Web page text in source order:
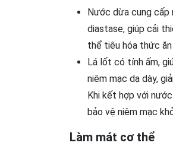
Nước dừa cung cấp
diastase, giúp cải
thể tiêu hóa thức ăn
Lá lốt có tính ấm,
niêm mạc dạ dày,
Khi kết hợp với
bảo vệ niêm mạc
Làm mát cơ thể